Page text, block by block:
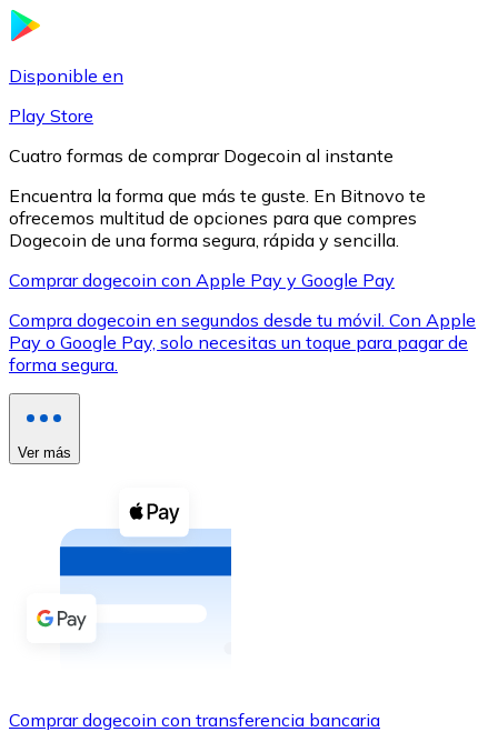
Ver todo
Compra criptomonedas con efectivo en tu tienda más
Comprar con efectivo
Transferencia SEPA
Añade fondos a tu cuenta Bitnovo o realiza compras
Comprar con Transferencia
Utiliza tarjetas Visa y Mastercard para comprar
Disponible en
Play Store
Cuatro formas de comprar Dogecoin al instante
Encuentra la forma que más te guste. En Bitnovo te
ofrecemos multitud de opciones para que compres
Dogecoin de una forma segura, rápida y sencilla.
Comprar dogecoin con Apple Pay y Google Pay
Compra dogecoin en segundos desde tu móvil. Con Apple
Pay o Google Pay, solo necesitas un toque para pagar de
forma segura.
Ver más
Comprar dogecoin con transferencia bancaria